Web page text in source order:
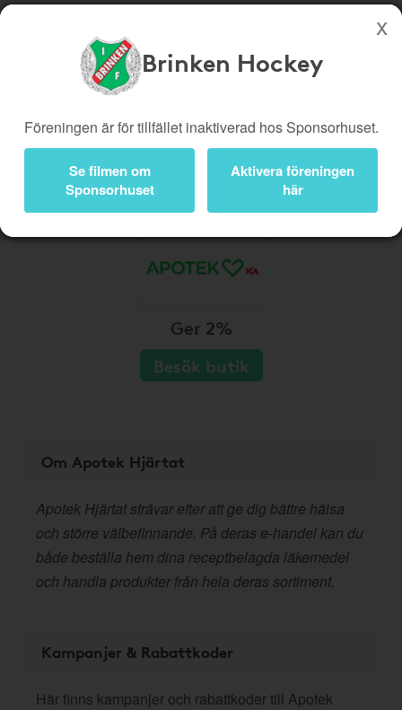
Köp genom denna sida stöttar Brinken Hockey
Presentkort
Kampanjer
Bli medlem
Logga in
Brinken Hockey
Föreningen är för tillfället inaktiverad hos Sponsorhuset.
Se filmen om
Sponsorhuset
Aktivera föreningen
här
Ger 2%
Besök butik
Om Apotek Hjärtat
Apotek Hjärtat strävar efter att ge dig bättre hälsa
och större välbefinnande. På deras e-handel kan du
både beställa hem dina receptbelagda läkemedel
och handla produkter från hela deras sortiment.
Kampanjer & Rabattkoder
Här finns kampanjer och rabattkoder till Apotek